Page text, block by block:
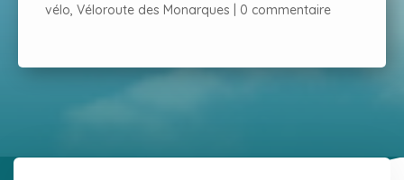
vélo, Véloroute des Monarques 0 commentaire